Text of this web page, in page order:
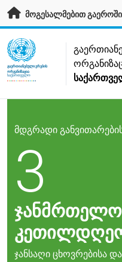
გადადით მთავარ
მოგესალმებით გაეროში
UN Logo
ᲒᲐᲔᲠᲗᲘᲐᲜᲔᲑᲣᲚᲘ ᲔᲠᲔᲑᲘᲡ
ᲝᲠᲒᲐᲜᲘᲖᲐᲪᲘᲐ
ᲡᲐᲥᲐᲠᲗᲕᲔᲚᲝ
მდგრადი
3
ჯანსაღი ცხოვრებისა